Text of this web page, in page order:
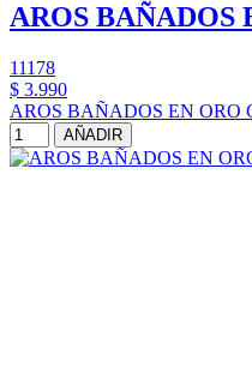
AROS BAÑADOS
11178
$ 3.990
AROS BAÑADOS EN ORO
AÑADIR